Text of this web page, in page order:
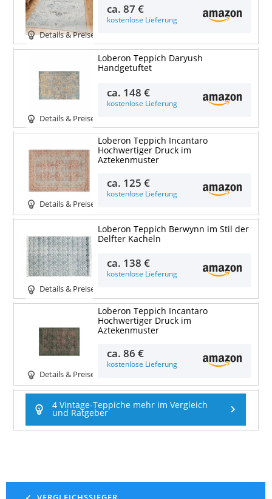
Details & Preise
ca.87 €
kostenlose Lieferung
Details & Preise
Loberon Teppich Daryush
Handgetuftet
ca. 148 €
kostenlose Lieferung
Details & Preise
Loberon Teppich Incantaro
Hochwertiger Druck im
Aztekenmuster
ca. 125 €
kostenlose Lieferung
Details & Preise
Loberon Teppich Berwynn im Stil der
Delfter Kacheln
ca. 138 €
kostenlose Lieferung
Details & Preise
Loberon Teppich Incantaro
Hochwertiger Druck im
Aztekenmuster
ca.86 €
kostenlose Lieferung
4 Vintage-Teppiche mehr im Vergleich
und Ratgeber